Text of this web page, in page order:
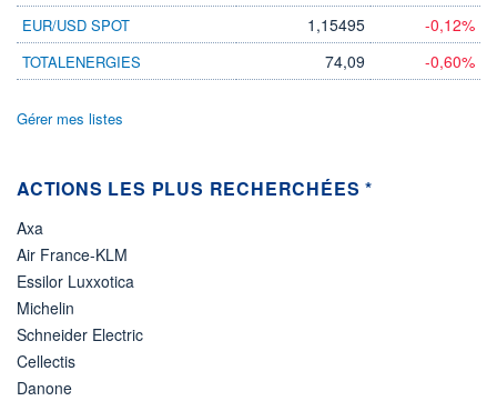
LIMITE À LA
BAISSE
0,0000
LIMITE À LA
HAUSSE
0,0000
RENDEMENT
4,59%
PER ESTIMÉ
07.08.26 / 21:50:43
Boursobank
EUR/USD SPOT 1,15495 -0,12%
TOTALENERGIES 74,09 -0,60%
Gérer mes listes
ACTIONS LES PLUS RECHERCHÉES *
Axa
Air France-KLM
Essilor Luxxotica
Michelin
Schneider Electric
Cellectis
Danone